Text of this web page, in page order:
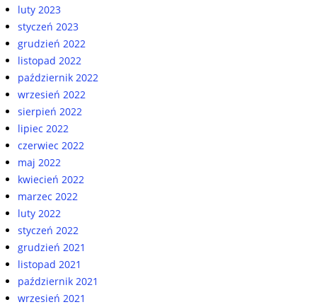
luty 2023
styczeń 2023
grudzień 2022
listopad 2022
październik 2022
wrzesień 2022
sierpień 2022
lipiec 2022
czerwiec 2022
maj 2022
kwiecień 2022
marzec 2022
luty 2022
styczeń 2022
grudzień 2021
listopad 2021
październik 2021
wrzesień 2021